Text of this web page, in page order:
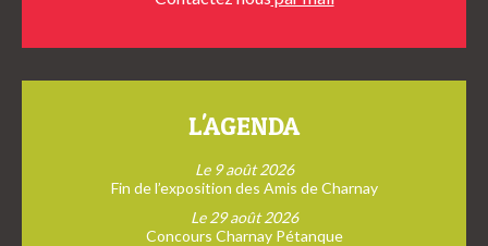
L'AGENDA
Le 9 août 2026
Fin de l’exposition des Amis de Charnay
Le 29 août 2026
Concours Charnay Pétanque